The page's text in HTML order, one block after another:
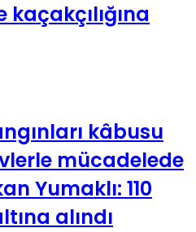
kaçakçılığına
kâbusu
mücadelede
Yumaklı: 110
alındı